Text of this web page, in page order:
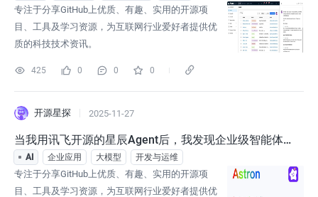
专注于分享GitHub上优质、有趣、实用的开源项
目、工具及学习资源，为互联网行业爱好者提供优
质的科技技术资讯。
425 0 0 0
开源星探 2025-11-27
当我用讯飞开源的星辰Agent后，我发现企业级智能体
的门槛被彻底拉平了！
AI 企业应用 大模型 开发与运维
专注于分享GitHub上优质、有趣、实用的开源项
目、工具及学习资源，为互联网行业爱好者提供优